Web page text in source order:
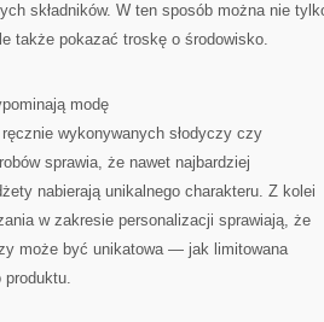
składników. W ten sposób można nie
także pokazać troskę o środowisko.
modę
wykonywanych słodyczy czy
sprawia, że nawet najbardziej
nabierają unikalnego charakteru. Z kolei
w zakresie personalizacji sprawiają, że
może być unikatowa — jak limitowana
produktu.